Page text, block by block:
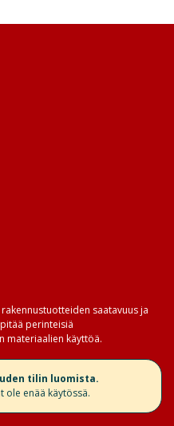
saatavuus ja
perinteisiä
materiaalien käyttöä.
tilin luomista.
ole enää käytössä.